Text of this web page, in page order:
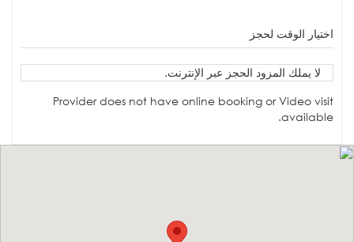
اختيار الوقت لحجز
لا يملك المزود الحجز عبر الإنترنت.
Provider does not have online booking or Video visit
available.